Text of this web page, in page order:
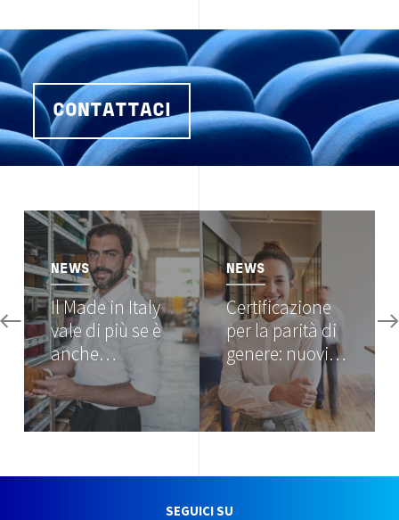
CONTATTACI
Image
NEWS
Il Made in Italy
vale di più se è
anche…
Image
NEWS
Certificazione
per la parità di
genere: nuovi…
SEGUICI SU